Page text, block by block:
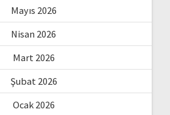
Mayıs 2026
Nisan 2026
Mart 2026
Şubat 2026
Ocak 2026